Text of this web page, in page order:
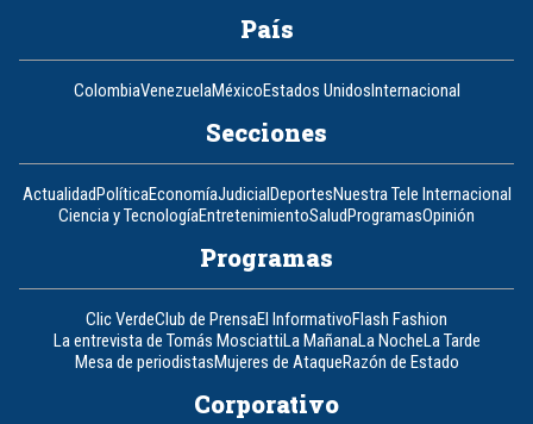
País
ColombiaVenezuelaMéxicoEstados UnidosInternacional
Secciones
ActualidadPolíticaEconomíaJudicialDeportesNuestra Tele Internacional
Ciencia y TecnologíaEntretenimientoSaludProgramasOpinión
Programas
Clic VerdeClub de PrensaEl InformativoFlash Fashion
La entrevista de Tomás MosciattiLa MañanaLa NocheLa Tarde
Mesa de periodistasMujeres de AtaqueRazón de Estado
Corporativo